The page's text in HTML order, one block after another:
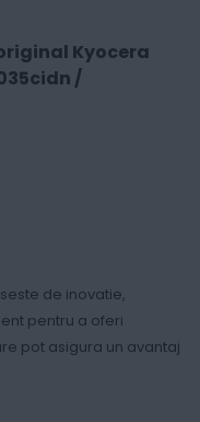
Kyocera
/
de inovatie,
pentru a oferi
pot asigura un avantaj